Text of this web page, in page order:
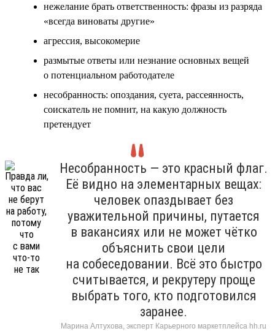
нежелание брать ответственность: фразы из разряда
«всегда виноваты другие»
агрессия, высокомерие
размытые ответы или незнание основных вещей
о потенциальном работодателе
несобранность: опоздания, суета, рассеянность,
соискатель не помнит, на какую должность
претендует
Несобранность — это красный флаг.
Её видно на элементарных вещах:
человек опаздывает без
уважительной причины, путается
в вакансиях или не может чётко
объяснить свои цели
на собеседовании. Всё это быстро
считывается, и рекрутеру проще
выбрать того, кто подготовился
заранее.
Марина Алтухова, эксперт Карьерного маркетплейса hh.ru